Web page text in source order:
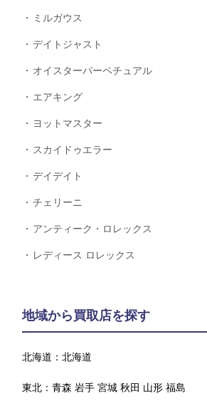
ミルガウス
デイトジャスト
オイスターパーペチュアル
エアキング
ヨットマスター
スカイドゥエラー
デイデイト
チェリーニ
アンティーク・ロレックス
レディース ロレックス
地域から買取店を探す
北海道：北海道
東北：青森 岩手 宮城 秋田 山形 福島